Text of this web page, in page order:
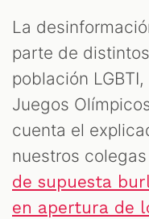
La
parte de
población
Juegos
cuenta el
nuestros
de supuesta
en apertura de